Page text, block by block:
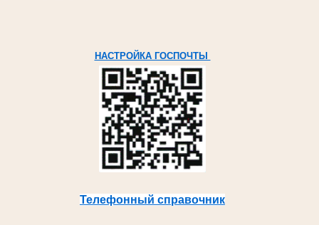
НАСТРОЙКА ГОСПОЧТЫ
Телефонный справочник